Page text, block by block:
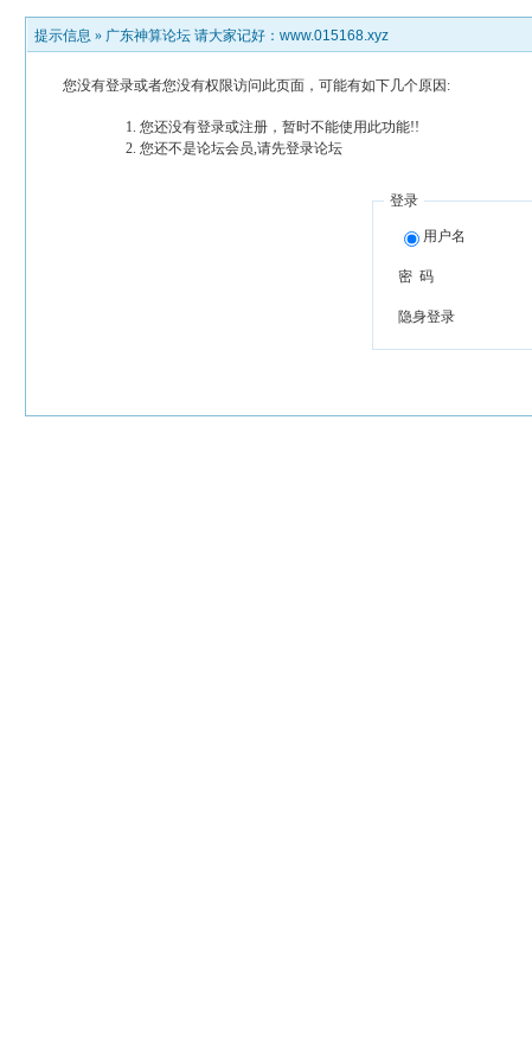
提示信息 » 广东神算论坛 请大家记好：www.015168.xyz
您没有登录或者您没有权限访问此页面，可能有如下几个原因:
您还没有登录或注册，暂时不能使用此功能!!
您还不是论坛会员,请先登录论坛
登录
用户名
密 码
隐身登录